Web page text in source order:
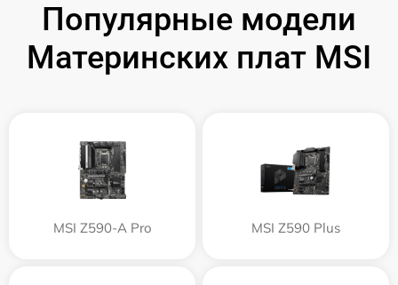
Популярные модели
Материнских плат MSI
MSI Z590-A Pro MSI Z590 Plus